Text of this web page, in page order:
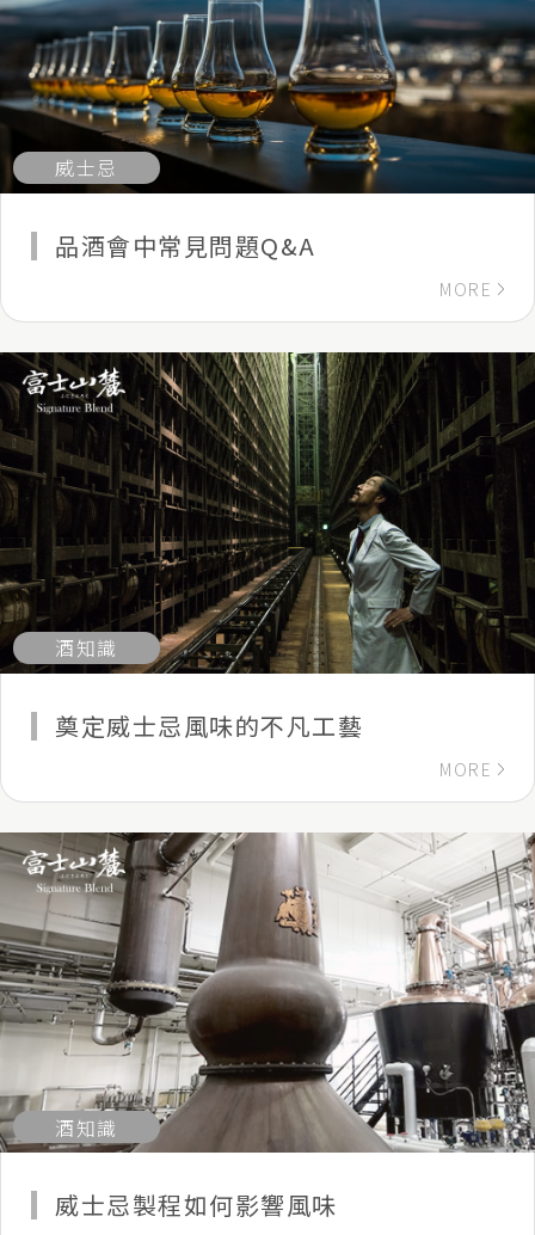
威士忌
品酒會中常見問題Q&A
MORE
酒知識
奠定威士忌風味的不凡工藝
MORE
酒知識
威士忌製程如何影響風味